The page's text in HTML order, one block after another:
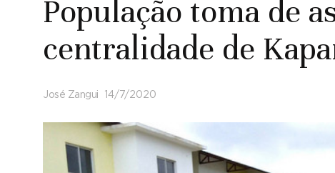
População toma de
centralidade de
José Zangui 14/7/2020